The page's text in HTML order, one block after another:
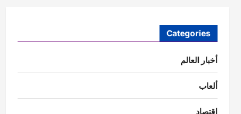
Categories
أخبار العالم
ألعاب
اقتصاد